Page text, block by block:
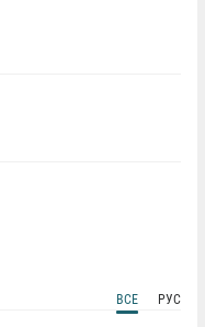
ВСЕ РУС